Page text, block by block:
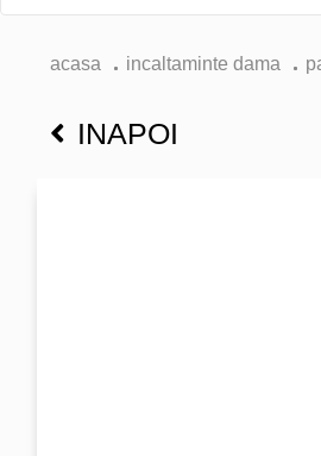
acasa incaltaminte dama
INAPOI